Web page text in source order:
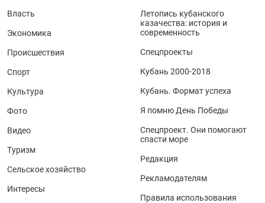
Власть
Экономика
Происшествия
Спорт
Культура
Фото
Видео
Туризм
Сельское хозяйство
Интересы
Летопись кубанского
казачества: история и
современность
Спецпроекты
Кубань 2000-2018
Кубань. Формат успеха
Я помню День Победы
Спецпроект. Они помогают
спасти море
Редакция
Рекламодателям
Правила использования